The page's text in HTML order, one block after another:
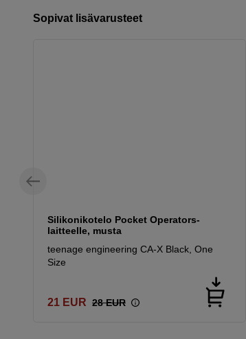
Sopivat lisävarusteet
Silikonikotelo Pocket Operators-
laitteelle, musta
teenage engineering CA-X Black, One
Size
21 EUR 28 EUR